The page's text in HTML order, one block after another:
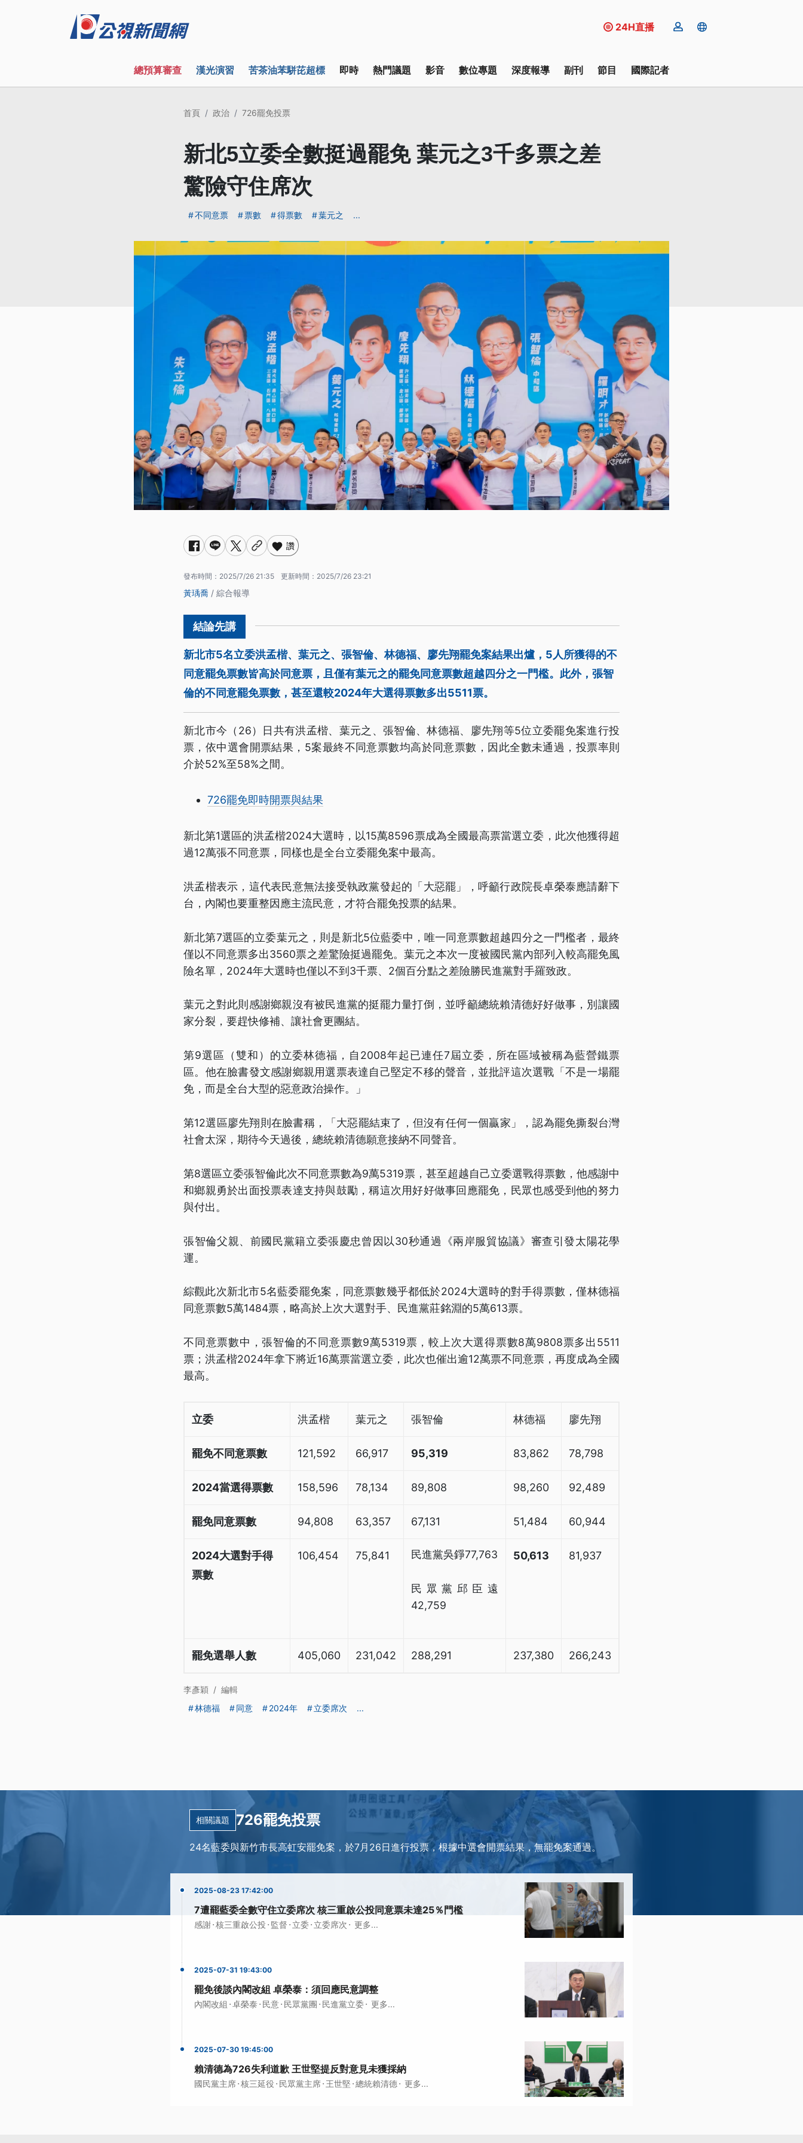
24H直播
總預算審查 漢光演習 苦茶油苯駢芘超標 即時 熱門議題 影音 數位專題 深度報導 副刊 節目 國際記者
首頁 政治 726罷免投票
新北5立委全數挺過罷免 葉元之3千多票之差
驚險守住席次
不同意票 票數 得票數 葉元之 ...
讚
發布時間： 2025/7/26 21:35 更新時間： 2025/7/26 23:21
黃瑀喬 / 綜合報導
新北市5名立委洪孟楷、葉元之、張智倫、林德福、廖先翔罷免案結果出爐，5人所獲得的不
同意罷免票數皆高於同意票，且僅有葉元之的罷免同意票數超越四分之一門檻。此外，張智
倫的不同意罷免票數，甚至還較2024年大選得票數多出5511票。
新北市今（26）日共有洪孟楷、葉元之、張智倫、林德福、廖先翔等5位立委罷免案進行投
票，依中選會開票結果，5案最終不同意票數均高於同意票數，因此全數未通過，投票率則
介於52%至58%之間。
726罷免即時開票與結果
新北第1選區的洪孟楷2024大選時，以15萬8596票成為全國最高票當選立委，此次他獲得超
過12萬張不同意票，同樣也是全台立委罷免案中最高。
洪孟楷表示，這代表民意無法接受執政黨發起的「大惡罷」，呼籲行政院長卓榮泰應請辭下
台，內閣也要重整因應主流民意，才符合罷免投票的結果。
新北第7選區的立委葉元之，則是新北5位藍委中，唯一同意票數超越四分之一門檻者，最終
僅以不同意票多出3560票之差驚險挺過罷免。葉元之本次一度被國民黨內部列入較高罷免風
險名單，2024年大選時也僅以不到3千票、2個百分點之差險勝民進黨對手羅致政。
葉元之對此則感謝鄉親沒有被民進黨的挺罷力量打倒，並呼籲總統賴清德好好做事，別讓國
家分裂，要趕快修補、讓社會更團結。
第9選區（雙和）的立委林德福，自2008年起已連任7屆立委，所在區域被稱為藍營鐵票
區。他在臉書發文感謝鄉親用選票表達自己堅定不移的聲音，並批評這次選戰「不是一場罷
免，而是全台大型的惡意政治操作。」
第12選區廖先翔則在臉書稱，「大惡罷結束了，但沒有任何一個贏家」，認為罷免撕裂台灣
社會太深，期待今天過後，總統賴清德願意接納不同聲音。
第8選區立委張智倫此次不同意票數為9萬5319票，甚至超越自己立委選戰得票數，他感謝中
和鄉親勇於出面投票表達支持與鼓勵，稱這次用好好做事回應罷免，民眾也感受到他的努力
與付出。
張智倫父親、前國民黨籍立委張慶忠曾因以30秒通過《兩岸服貿協議》審查引發太陽花學
運。
綜觀此次新北市5名藍委罷免案，同意票數幾乎都低於2024大選時的對手得票數，僅林德福
同意票數5萬1484票，略高於上次大選對手、民進黨莊銘淵的5萬613票。
不同意票數中，張智倫的不同意票數9萬5319票，較上次大選得票數8萬9808票多出5511
票；洪孟楷2024年拿下將近16萬票當選立委，此次也催出逾12萬票不同意票，再度成為全國
最高。
立委 洪孟楷 葉元之 張智倫 林德福 廖先翔
罷免不同意票數 121,592 66,917 95,319 83,862 78,798
2024當選得票數 158,596 78,134 89,808 98,260 92,489
罷免同意票數 94,808 63,357 67,131 51,484 60,944
2024大選對手得
票數
106,454 75,841 民進黨吳錚77,763
民眾黨邱臣遠
42,759
50,613 81,937
罷免選舉人數 405,060 231,042 288,291 237,380 266,243
李彥穎 / 編輯
林德福
同意 2024年 立委席次 ...
相關議題 726罷免投票
24名藍委與新竹市長高虹安罷免案，於7月26日進行投票，根據中選會開票結果，無罷免案通過。
2025-08-23 17:42:00
7遭罷藍委全數守住立委席次 核三重啟公投同意票未達25％門檻
感謝·核三重啟公投 · 監督 · 立委· 立委席次 · 更多...
2025-07-31 19:43:00
罷免後談內閣改組 卓榮泰：須回應民意調整
內閣改組 ·卓榮泰· 民意· 民眾黨團 · 民進黨立委· 更多...
2025-07-30 19:45:00
賴清德為726失利道歉 王世堅提反對意見未獲採納
國民黨主席·核三延役 · 民眾黨主席· 王世堅 ·總統賴清德· 更多...